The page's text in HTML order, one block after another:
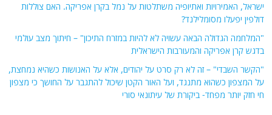
ישראל, האמירויות ואתיופיה משתלטות על נמל בקרן אפריקה. האם צוללות
דולפין יפעלו מסומלילנד?
"המלחמה הגדולה הבאה עשויה לא להיות במזרח התיכון" – חיתוך מצב עולמי
בדגש קרן אפריקה והמעורבות הישראלית
"הקשר השבדי" – זה לא רק סרט על יהודים, אלא על האנושות כשהיא נמחצת,
על המצפון כשהוא מתנגד, ועל האור הקטן שיכול להתגבר על החושך כי מצפון
חי חזק יותר מפחד- ביקורת של עיתונאי סורי